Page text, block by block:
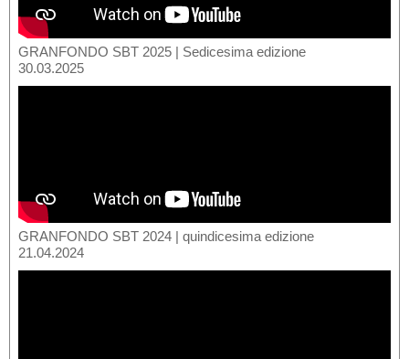
GRANFONDO SBT 2025 | Sedicesima edizione
30.03.2025
GRANFONDO SBT 2024 | quindicesima edizione
21.04.2024